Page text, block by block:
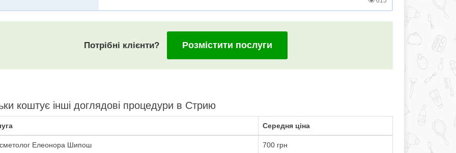
Потрібні клієнти? Розмістити послуги
коштує інші доглядові процедури в Стрию
Середня ціна
Елеонора Шипош 700 грн